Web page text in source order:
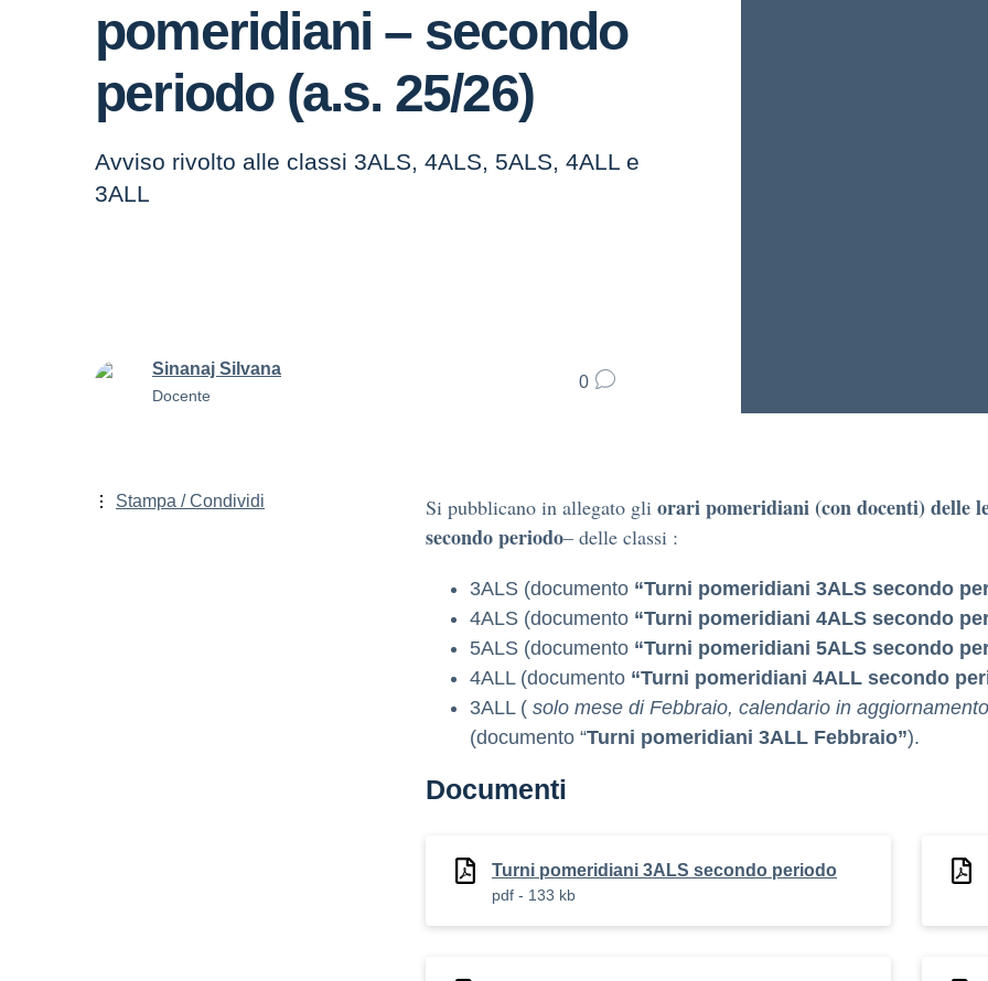
pomeridiani – secondo
periodo (a.s. 25/26)
Avviso rivolto alle classi 3ALS, 4ALS, 5ALS, 4ALL e
3ALL
Sinanaj Silvana
Docente
0
Si pubblicano in allegato gli orari pomeridiani (con docenti) delle
secondo periodo– delle classi :
3ALS (documento “Turni pomeridiani 3ALS secondo
4ALS (documento “Turni pomeridiani 4ALS secondo
5ALS (documento “Turni pomeridiani 5ALS secondo
4ALL (documento “Turni pomeridiani 4ALL secondo
3ALL ( solo mese di Febbraio, calendario in aggiornamento
(documento “Turni pomeridiani 3ALL Febbraio”).
Documenti
Turni pomeridiani 3ALS secondo periodo
pdf - 133 kb
Stampa / Condividi